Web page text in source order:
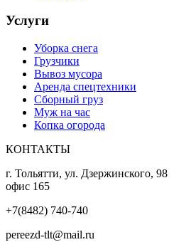
Услуги
Уборка снега
Грузчики
Вывоз мусора
Аренда спецтехники
Сборный груз
Муж на час
Копка огорода
КОНТАКТЫ
г. Тольятти, ул. Дзержинского, 98
офис 165
+7(8482) 740-740
pereezd-tlt@mail.ru